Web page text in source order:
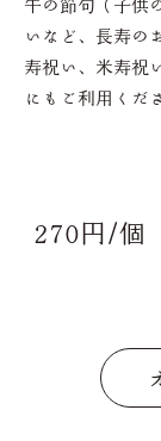
午の節句（子供
いなど、長寿の
寿祝い、米寿祝
にもご利用くだ
270円/